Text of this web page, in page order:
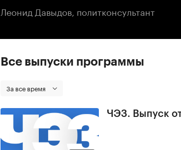
Леонид Давыдов, политконсультант
Все выпуски программы
За все время
ЧЭЗ. Выпуск